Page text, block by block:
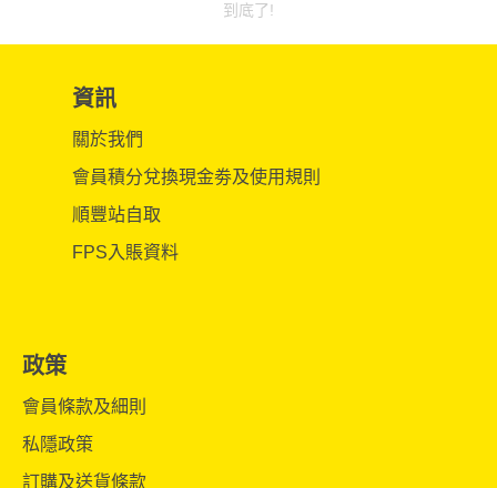
到底了!
資訊
關於我們
會員積分兌換現金劵及使用規則
順豐站自取
FPS入賬資料
政策
會員條款及細則
私隱政策
訂購及送貨條款